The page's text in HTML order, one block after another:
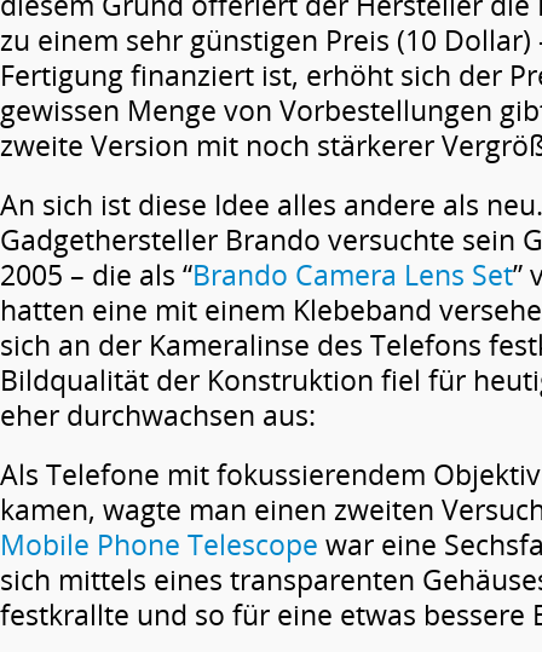
zu einem sehr günstigen Preis (10
Fertigung finanziert ist, erhöht sich der
gewissen Menge von Vorbestellungen
zweite Version mit noch stärkerer
An sich ist diese Idee alles andere als
Gadgethersteller Brando versuchte sein
2005 – die als “Brando Camera Lens Set”
hatten eine mit einem Klebeband
sich an der Kameralinse des Telefons
Bildqualität der Konstruktion fiel für
eher durchwachsen aus:
Als Telefone mit fokussierendem
kamen, wagte man einen zweiten
Mobile Phone Telescope war eine
sich mittels eines transparenten
festkrallte und so für eine etwas bessere